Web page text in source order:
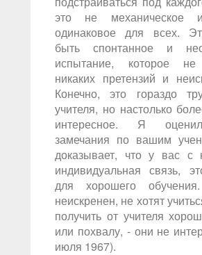
это не механическое
одинаковое для всех.
быть спонтанное и
испытание, которое не
никаких претензий и
Конечно, это гораздо
учителя, но настолько
интересное. Я
замечания по вашим
доказывает, что у вас с
индивидуальная связь,
для хорошего
неискренен, не хотят
получить от учителя
или похвалу, - они не
июля 1967).